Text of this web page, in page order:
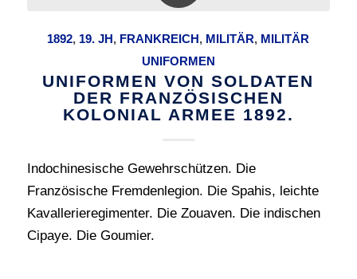
1892, 19. JH, FRANKREICH, MILITÄR, MILITÄR
UNIFORMEN
UNIFORMEN VON SOLDATEN
DER FRANZÖSISCHEN
KOLONIAL ARMEE 1892.
Indochinesische Gewehrschützen. Die
Französische Fremdenlegion. Die Spahis, leichte
Kavallerieregimenter. Die Zouaven. Die indischen
Cipaye. Die Goumier.